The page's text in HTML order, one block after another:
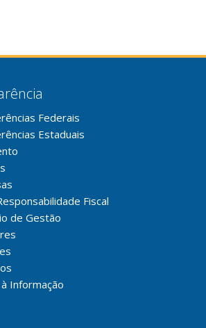
Federais
Estaduais
Fiscal
de Gestão
Informação